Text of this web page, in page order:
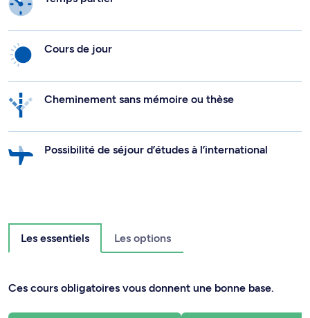
Cours de jour
Cheminement sans mémoire ou thèse
Possibilité de séjour d’études à l’international
Les essentiels Les options
Ces cours obligatoires vous donnent une bonne base.